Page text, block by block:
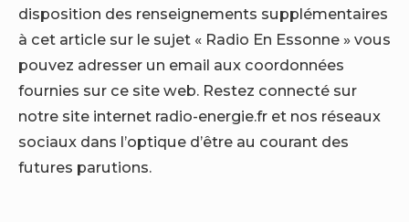
disposition des renseignements supplémentaires
à cet article sur le sujet « Radio En Essonne » vous
pouvez adresser un email aux coordonnées
fournies sur ce site web. Restez connecté sur
notre site internet radio-energie.fr et nos réseaux
sociaux dans l’optique d’être au courant des
futures parutions.